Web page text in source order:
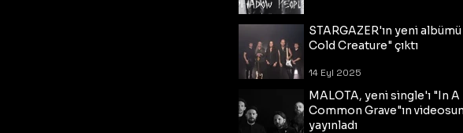
STARGAZER'ın yeni
Cold Creature" çıktı
14 Eyl 2025
MALOTA, yeni single'ı "In A
Common Grave"ın
yayınladı